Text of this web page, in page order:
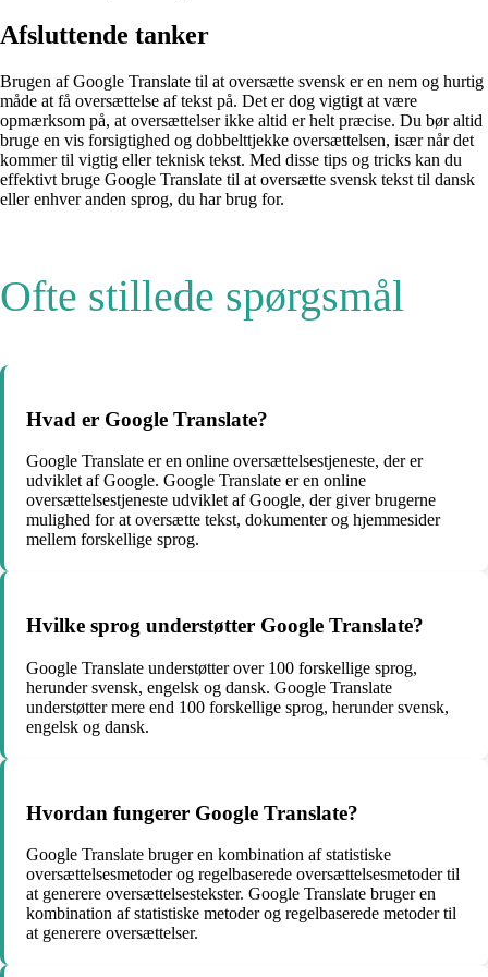
Afsluttende tanker
Brugen af Google Translate til at oversætte svensk er en nem og hurtig
måde at få oversættelse af tekst på. Det er dog vigtigt at være
opmærksom på, at oversættelser ikke altid er helt præcise. Du bør altid
bruge en vis forsigtighed og dobbelttjekke oversættelsen, især når det
kommer til vigtig eller teknisk tekst. Med disse tips og tricks kan du
effektivt bruge Google Translate til at oversætte svensk tekst til dansk
eller enhver anden sprog, du har brug for.
Ofte stillede spørgsmål
Hvad er Google Translate?
Google Translate er en online oversættelsestjeneste, der er
udviklet af Google. Google Translate er en online
oversættelsestjeneste udviklet af Google, der giver brugerne
mulighed for at oversætte tekst, dokumenter og hjemmesider
mellem forskellige sprog.
Hvilke sprog understøtter Google Translate?
Google Translate understøtter over 100 forskellige sprog,
herunder svensk, engelsk og dansk. Google Translate
understøtter mere end 100 forskellige sprog, herunder svensk,
engelsk og dansk.
Hvordan fungerer Google Translate?
Google Translate bruger en kombination af statistiske
oversættelsesmetoder og regelbaserede oversættelsesmetoder til
at generere oversættelsestekster. Google Translate bruger en
kombination af statistiske metoder og regelbaserede metoder til
at generere oversættelser.